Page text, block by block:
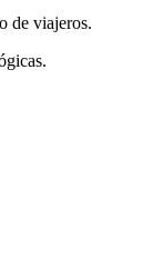
de viajeros.